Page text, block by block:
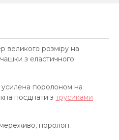
великого розміру на
з еластичного
поролоном на
поєднати з трусиками
поролон.